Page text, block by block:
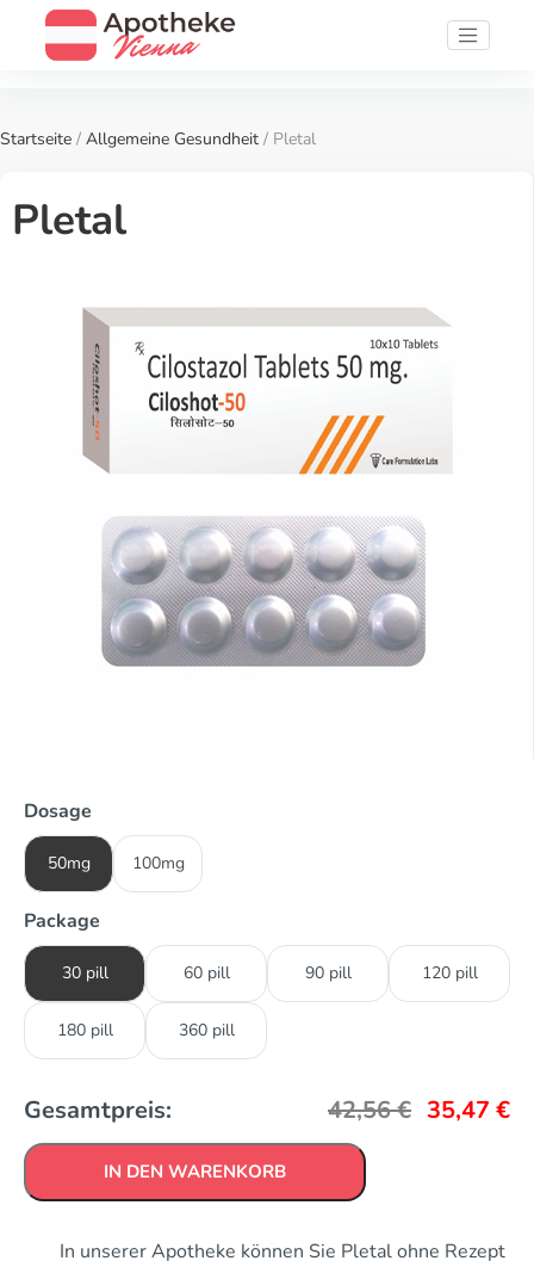
Startseite / Allgemeine Gesundheit / Pletal
Pletal
Dosage
50mg 100mg
Package
30 pill 60 pill 90 pill 120 pill
180 pill 360 pill
Gesamtpreis: 42,56€ 35,47 €
IN DEN WARENKORB
In unserer Apotheke können Sie Pletal ohne Rezept